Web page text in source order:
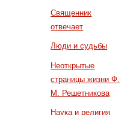
Священник
отвечает
Люди и судьбы
Неоткрытые
страницы жизни Ф.
М. Решетникова
Наука и религия